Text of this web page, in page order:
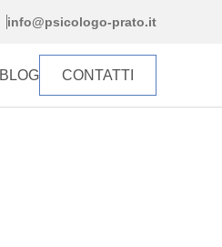
info@psicologo-prato.it
BLOG CONTATTI